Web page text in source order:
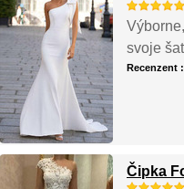
svoje
Recenzent
Čipka